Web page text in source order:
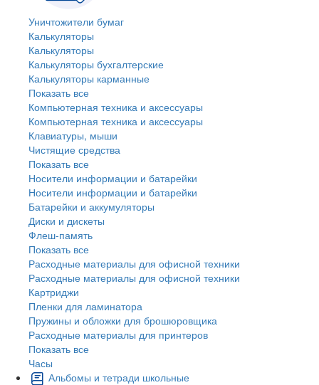
Уничтожители бумаг
Калькуляторы
Калькуляторы
Калькуляторы бухгалтерские
Калькуляторы карманные
Показать все
Компьютерная техника и аксессуары
Компьютерная техника и аксессуары
Клавиатуры, мыши
Чистящие средства
Показать все
Носители информации и батарейки
Носители информации и батарейки
Батарейки и аккумуляторы
Диски и дискеты
Флеш-память
Показать все
Расходные материалы для офисной техники
Расходные материалы для офисной техники
Картриджи
Пленки для ламинатора
Пружины и обложки для брошюровщика
Расходные материалы для принтеров
Показать все
Часы
Альбомы и тетради школьные